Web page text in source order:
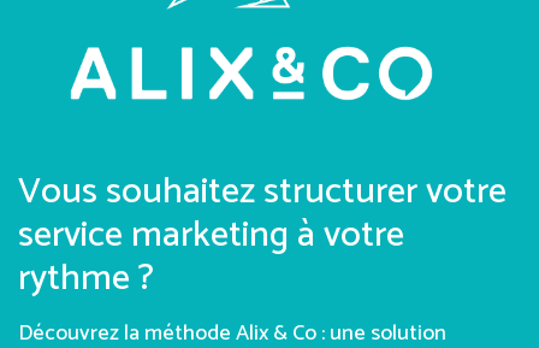
Vous souhaitez structurer votre
service marketing à votre
rythme ?
Découvrez la méthode Alix & Co : une solution